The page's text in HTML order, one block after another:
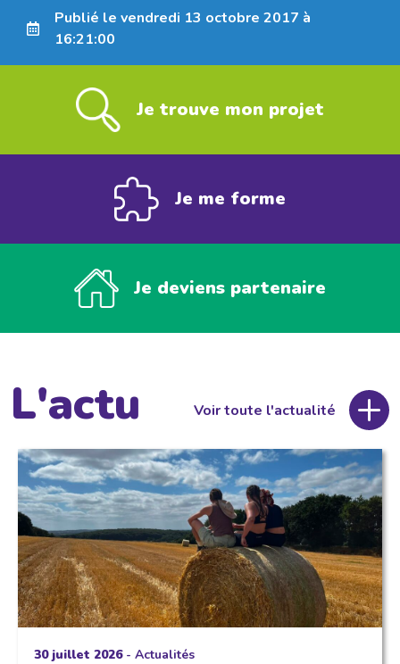
Publié le vendredi 13 octobre 2017 à
16:21:00
Je trouve mon projet
Je me forme
Je deviens partenaire
L'actu Voir toute l'actualité
30 juillet 2026- Actualités